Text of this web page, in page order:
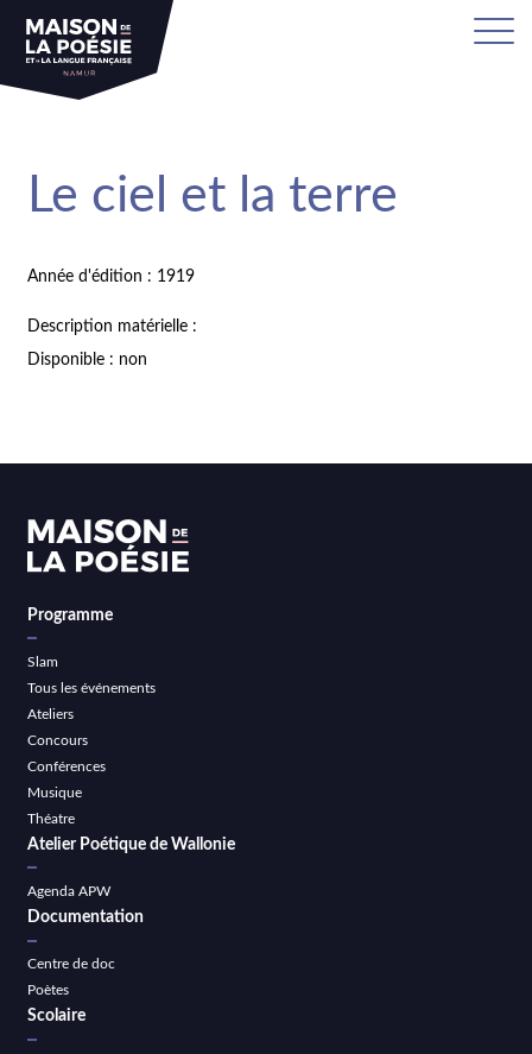
Le ciel et la terre
Année d'édition : 1919
Description matérielle :
Disponible : non
Programme
Slam
Tous les événements
Ateliers
Concours
Conférences
Musique
Théatre
Atelier Poétique de Wallonie
Agenda APW
Documentation
Centre de doc
Poètes
Scolaire